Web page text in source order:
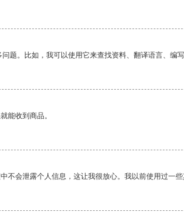
题。比如，我可以使用它来查找资料、翻译语言、编写
能收到商品。
不会泄露个人信息，这让我很放心。我以前使用过一